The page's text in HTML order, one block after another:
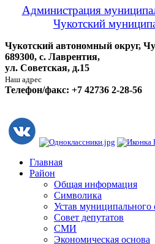
Администрация
Чукотский
Чукотский автономный округ,
689300, с. Лаврентия,
ул. Советская, д.15
Наш адрес
Телефон/факс: +7 42736 2-28-56
Главная
Район
Общая информация
Символика
Устав муниципального
Совет депутатов
СМИ
Экономическая основа